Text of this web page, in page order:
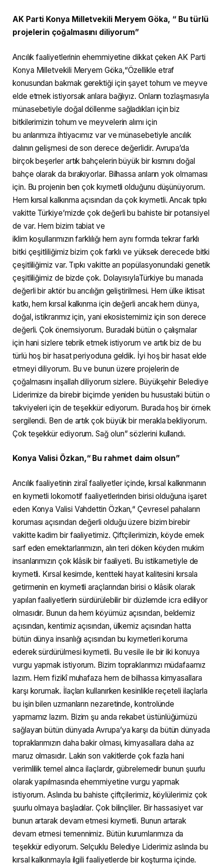
AK Parti Konya Milletvekili Meryem Göka, “ Bu türlü
projelerin çoğalmasını diliyorum”
Arıcılık faaliyetlerinin ehemmiyetine dikkat çeken AK Parti
Konya Milletvekili Meryem Göka,“Özellikle etraf
konusundan bakmak gerektiği için şayet tohum ve meyve
elde etmek istiyorsak arılara bağlıyız. Onların tozlaşmasıyla
münasebetiyle doğal döllenme sağladıkları için biz
bitkilerimizin tohum ve meyvelerin alımı için
bu arılarımıza ihtiyacımız var ve münasebetiyle arıcılık
dalının gelişmesi de son derece değerlidir. Avrupa’da
birçok beşerler artık bahçelerin büyük bir kısmını doğal
bahçe olarak da bırakıyorlar. Bilhassa arıların yok olmaması
için. Bu projenin ben çok kıymetli olduğunu düşünüyorum.
Hem kırsal kalkınma açısından da çok kıymetli. Ancak tıpkı
vakitte Türkiye’mizde çok değerli bu bahiste bir potansiyel
de var. Hem bizim tabiat ve
iklim koşullarımızın farklılığı hem aynı formda tekrar farklı
bitki çeşitliliğimiz bizim çok farklı ve yüksek derecede bitki
çeşitliliğimiz var. Tıpkı vakitte arı popülasyonundaki genetik
çeşitliliğimiz de bizde çok. DolayısıylaTürkiye bu manada
değerli bir aktör bu arıcılığın geliştirilmesi. Hem ülke iktisat
katkı, hem kırsal kalkınma için değerli ancak hem dünya,
doğal, istikrarımız için, yani ekosistemimiz için son derece
değerli. Çok önemsiyorum. Buradaki bütün o çalışmalar
için hani sizlere tebrik etmek istiyorum ve artık biz de bu
türlü hoş bir hasat periyoduna geldik. İyi hoş bir hasat elde
etmeyi diliyorum. Bu ve bunun üzere projelerin de
çoğalmasını inşallah diliyorum sizlere. Büyükşehir Belediye
Liderimize da birebir biçimde yeniden bu husustaki bütün o
takviyeleri için de teşekkür ediyorum. Burada hoş bir örnek
sergilendi. Ben de artık çok büyük bir merakla bekliyorum.
Çok teşekkür ediyorum. Sağ olun” sözlerini kullandı.
Konya Valisi Özkan,“ Bu rahmet daim olsun”
Arıcılık faaliyetinin ziraî faaliyetler içinde, kırsal kalkınmanın
en kıymetli lokomotif faaliyetlerinden birisi olduğuna işaret
eden Konya Valisi Vahdettin Özkan,“ Çevresel pahaların
koruması açısından değerli olduğu üzere bizim birebir
vakitte kadim bir faaliyetimiz. Çiftçilerimizin, köyde emek
sarf eden emektarlarımızın, alın teri döken köyden mukim
insanlarımızın çok klâsik bir faaliyeti. Bu istikametiyle de
kıymetli. Kırsal kesimde, kentteki hayat kalitesini kırsala
getirmenin en kıymetli araçlarından birisi o klâsik olarak
yapılan faaliyetlerin sürdürülebilir bir düzlemde icra ediliyor
olmasıdır. Bunun da hem köyümüz açısından, beldemiz
açısından, kentimiz açısından, ülkemiz açısından hatta
bütün dünya insanlığı açısından bu kıymetleri koruma
ederek sürdürülmesi kıymetli. Bu vesile ile bir iki konuya
vurgu yapmak istiyorum. Bizim topraklarımızı müdafaamız
lazım. Hem fizikî muhafaza hem de bilhassa kimyasallara
karşı korumak. İlaçları kullanırken kesinlikle reçeteli ilaçlarla
bu işin bilen uzmanların nezaretinde, kontrolünde
yapmamız lazım. Bizim şu anda rekabet üstünlüğümüzü
sağlayan bütün dünyada Avrupa’ya karşı da bütün dünyada
topraklarımızın daha bakir olması, kimyasallara daha az
maruz olmasıdır. Lakin son vakitlerde çok fazla hani
verimlilik temel alınca ilaçlardır, gübrelemedir bunun şuurlu
olarak yapılmasında ehemmiyetine vurgu yapmak
istiyorum. Aslında bu bahiste çiftçilerimiz, köylülerimiz çok
şuurlu olmaya başladılar. Çok bilinçliler. Bir hassasiyet var
bunun artarak devam etmesi kıymetli. Bunun artarak
devam etmesi temennimiz. Bütün kurumlarımıza da
teşekkür ediyorum. Selçuklu Belediye Liderimiz aslında bu
kırsal kalkınmayla ilgili faaliyetlerde bir koşturma içinde.